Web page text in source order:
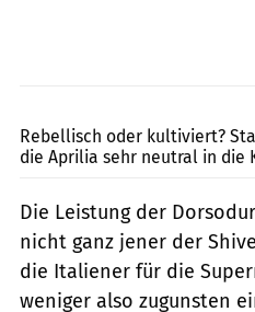
Rebellisch oder kultiviert?
die Aprilia sehr neutral in die
Die Leistung der
nicht ganz jener der
die Italiener für die
weniger also zugunsten